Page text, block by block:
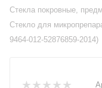
Стекла покровные,
Стекло для
9464-012-52876859-2014)